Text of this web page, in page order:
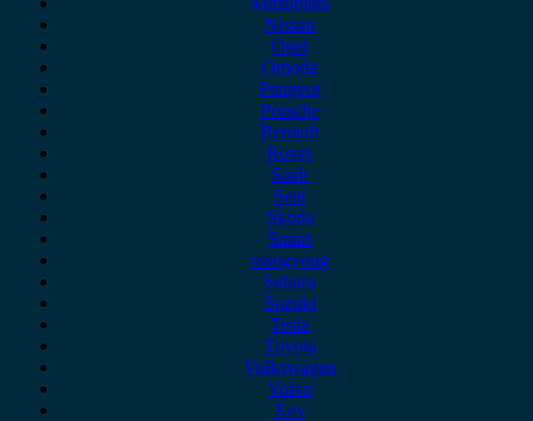
Nissan
Opel
Omoda
Peugeot
Porsche
Renault
Rover
Saab
Seat
Skoda
Smart
ssangyong
Subaru
Suzuki
Tesla
Toyota
Volkswagen
Volvo
Xev